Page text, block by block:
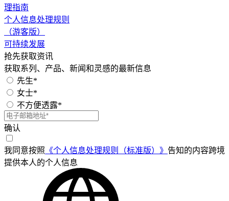
理指南
个人信息处理规则
（游客版）
可持续发展
抢先获取资讯
获取系列、产品、新闻和灵感的最新信息
先生*
女士*
不方便透露*
确认
我同意按照 《个人信息处理规则（标准版）》 告知的内容跨境
提供本人的个人信息